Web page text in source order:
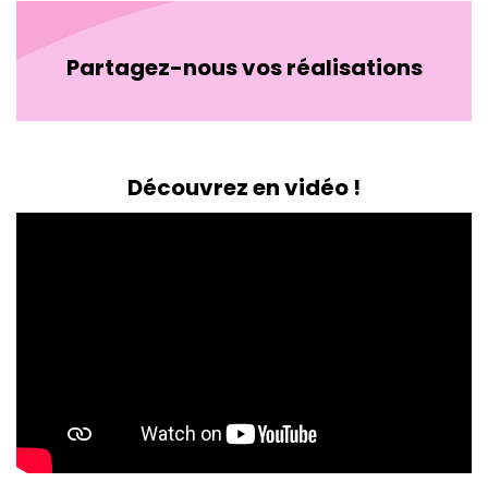
Partagez-nous vos réalisations
Découvrez en vidéo !